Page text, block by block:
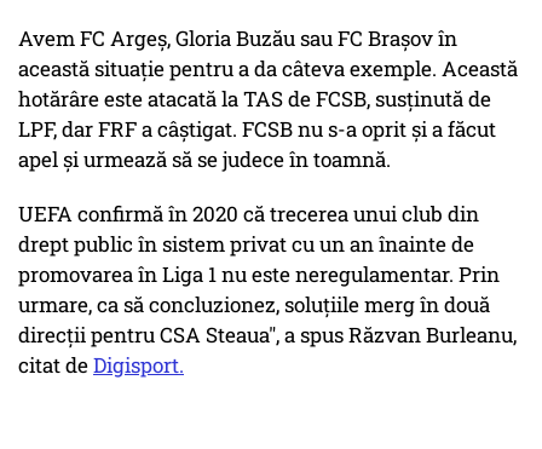
Avem FC Argeș, Gloria Buzău sau FC Brașov în
această situație pentru a da câteva exemple. Această
hotărâre este atacată la TAS de FCSB, susținută de
LPF, dar FRF a câștigat. FCSB nu s-a oprit și a făcut
apel și urmează să se judece în toamnă.
UEFA confirmă în 2020 că trecerea unui club din
drept public în sistem privat cu un an înainte de
promovarea în Liga 1 nu este neregulamentar. Prin
urmare, ca să concluzionez, soluțiile merg în două
direcții pentru CSA Steaua", a spus Răzvan Burleanu,
citat deDigisport.